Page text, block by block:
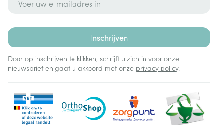
Inschrijven
Door op inschrijven te klikken, schrijft u zich in voor onze
nieuwsbrief en gaat u akkoord met onze privacy policy.